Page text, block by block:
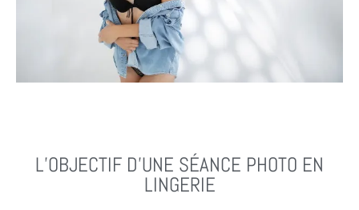
L’OBJECTIF D’UNE SÉANCE PHOTO EN
LINGERIE